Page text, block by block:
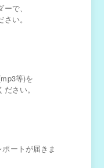
で、
い。
等)を
さい。
ートが届きま